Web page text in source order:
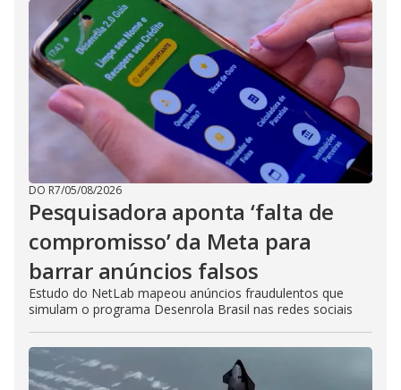
DO R7/05/08/2026
Pesquisadora aponta ‘falta de
compromisso’ da Meta para
barrar anúncios falsos
Estudo do NetLab mapeou anúncios fraudulentos que
simulam o programa Desenrola Brasil nas redes sociais